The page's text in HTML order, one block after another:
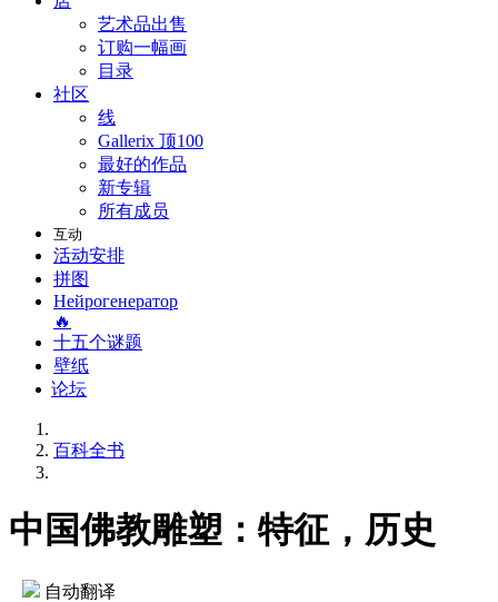
艺术品出售
订购一幅画
目录
社区
线
Gallerix 顶100
最好的作品
新专辑
所有成员
互动
活动安排
拼图
Нейрогенератор
🔥
十五个谜题
壁纸
论坛
百科全书
中国佛教雕塑：特征，历史
自动翻译